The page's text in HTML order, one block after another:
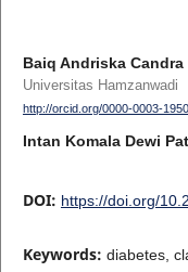
Baiq Andriska Candra
Universitas Hamzanwadi
http://orcid.org/0000-0003-
Intan Komala Dewi
DOI: https://doi.org/
Keywords: diabetes,